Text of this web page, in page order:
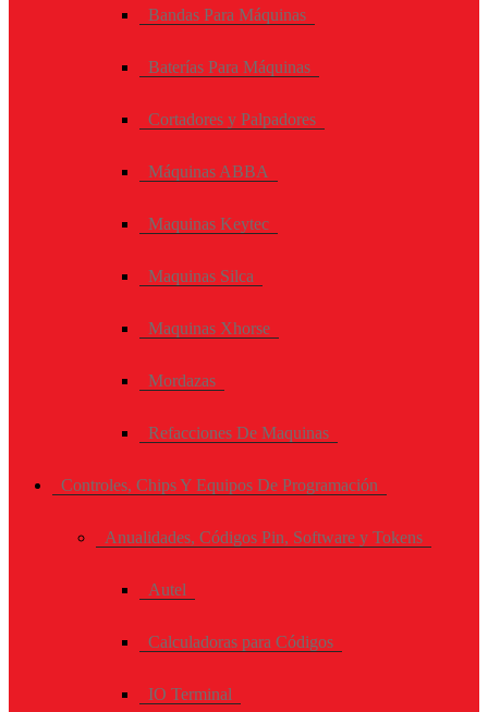
Bandas Para Máquinas
Baterías Para Máquinas
Cortadores y Palpadores
Máquinas ABBA
Maquinas Keytec
Maquinas Silca
Maquinas Xhorse
Mordazas
Refacciones De Maquinas
Controles, Chips Y Equipos De Programación
Anualidades, Códigos Pin, Software y Tokens
Autel
Calculadoras para Códigos
IO Terminal